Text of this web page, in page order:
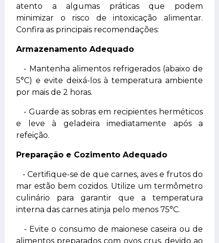
atento a algumas práticas que podem
minimizar o risco de intoxicação alimentar.
Confira as principais recomendações:
Armazenamento Adequado
- Mantenha alimentos refrigerados (abaixo de
5°C) e evite deixá-los à temperatura ambiente
por mais de 2 horas.
- Guarde as sobras em recipientes herméticos
e leve à geladeira imediatamente após a
refeição.
Preparação e Cozimento Adequado
- Certifique-se de que carnes, aves e frutos do
mar estão bem cozidos. Utilize um termômetro
culinário para garantir que a temperatura
interna das carnes atinja pelo menos 75°C.
- Evite o consumo de maionese caseira ou de
alimentos preparados com ovos crus, devido ao